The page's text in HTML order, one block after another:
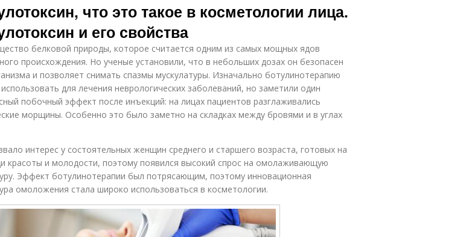
что это такое в косметологии лица.
и его свойства
белковой природы, которое считается одним из самых мощных ядов
происхождения. Но ученые установили, что в небольших дозах он безопасен
и позволяет снимать спазмы мускулатуры. Изначально ботулинотерапию
для лечения неврологических заболеваний, но заметили один
побочный эффект после инъекций: на лицах пациентов разглаживались
морщины. Особенно это было заметно на складках между бровями и в углах
интерес у состоятельных женщин среднего и старшего возраста, готовых на
красоты и молодости, поэтому появился высокий спрос на омолаживающую
Эффект ботулинотерапии был потрясающим, поэтому инновационная
омоложения стала широко использоваться в косметологии.